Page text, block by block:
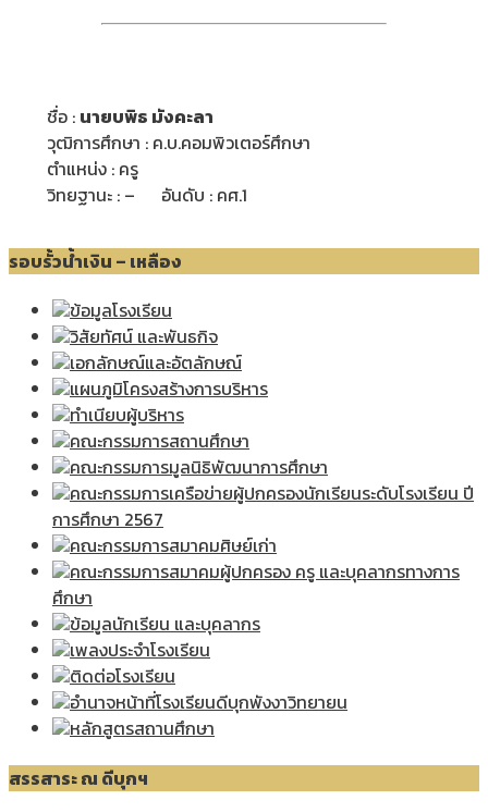
ชื่อ : นายบพิธ มังคะลา
วุฒิการศึกษา : ค.บ.คอมพิวเตอร์ศึกษา
ตำแหน่ง : ครู
วิทยฐานะ : – อันดับ : คศ.1
รอบรั้วน้ำเงิน – เหลือง
ข้อมูลโรงเรียน
วิสัยทัศน์ และพันธกิจ
เอกลักษณ์และอัตลักษณ์
แผนภูมิโครงสร้างการบริหาร
ทำเนียบผู้บริหาร
คณะกรรมการสถานศึกษา
คณะกรรมการมูลนิธิพัฒนาการศึกษา
คณะกรรมการเครือข่ายผู้ปกครองนักเรียนระดับโรงเรียน ปี
การศึกษา 2567
คณะกรรมการสมาคมศิษย์เก่า
คณะกรรมการสมาคมผู้ปกครอง ครู และบุคลากรทางการ
ศึกษา
ข้อมูลนักเรียน และบุคลากร
เพลงประจำโรงเรียน
ติดต่อโรงเรียน
อำนาจหน้าที่โรงเรียนดีบุกพังงาวิทยายน
หลักสูตรสถานศึกษา
สรรสาระ ณ ดีบุกฯ